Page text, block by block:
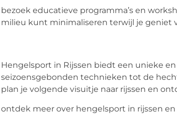
bezoek educatieve programma’s en
milieu kunt minimaliseren terwijl je geniet
Hengelsport in Rijssen biedt een unieke
seizoensgebonden technieken tot de
plan je volgende visuitje naar rijssen en
ontdek meer over hengelsport in rijssen